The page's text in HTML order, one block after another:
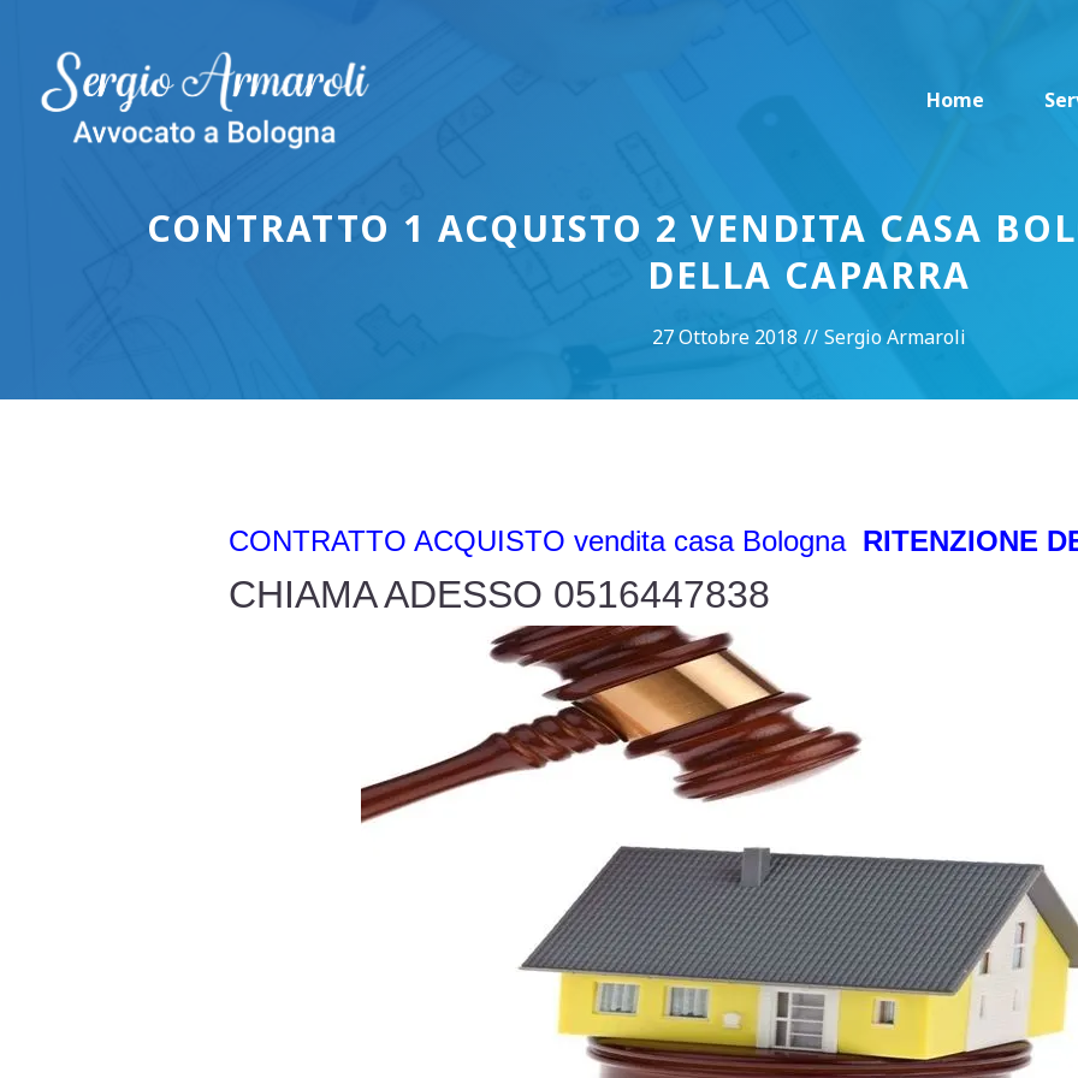
contenuto
Home
CONTRATTO 1 ACQUISTO 2 VENDITA CASA
DELLA CAPARRA
27 Ottobre 2018 // Sergio Armaroli
CONTRATTO ACQUISTO vendita casa Bologna RITENZIONE
CHIAMA ADESSO 0516447838